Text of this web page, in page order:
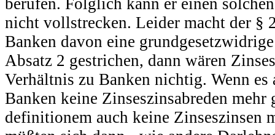
berufen. Folglich kann er einen
nicht vollstrecken. Leider macht der §
Banken davon eine
Absatz 2 gestrichen, dann wären
Verhältnis zu Banken nichtig. Wenn
Banken keine Zinseszinsabreden mehr
definitionem auch keine Zinseszinsen